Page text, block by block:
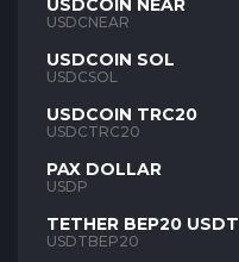
USDCOIN NEAR
USDCNEAR
USDCOIN SOL
USDCSOL
USDCOIN TRC20
USDCTRC20
PAX DOLLAR
USDP
TETHER BEP20 USDT
USDTBEP20